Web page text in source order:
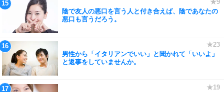
陰で友人の悪口を言う人と付き合えば、陰であなたの
悪口も言うだろう。
男性から「イタリアンでいい」と聞かれて「いいよ」
と返事をしていませんか。